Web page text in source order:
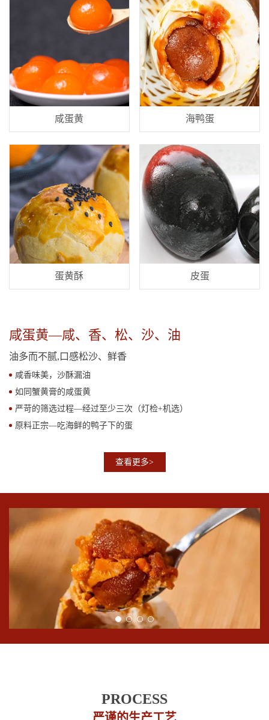
咸蛋黄 海鸭蛋
蛋黄酥 皮蛋
咸蛋黄—咸、香、松、沙、油
油多而不腻,口感松沙、鲜香
咸香味美，沙酥漏油
如同蟹黄膏的咸蛋黄
严苛的筛选过程—经过至少三次（灯检+机选）
原料正宗—吃海鲜的鸭子下的蛋
查看更多>
PROCESS